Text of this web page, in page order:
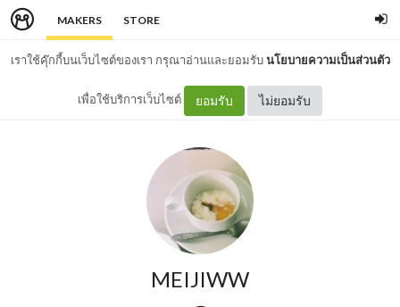
MAKERS STORE
เราใช้คุ๊กกี้บนเว็บไซต์ของเรา กรุณาอ่านและยอมรับนโยบายความเป็นส่วนตัว
เพื่อใช้บริการเว็บไซต์ ยอมรับ ไม่ยอมรับ
MEIJIWW